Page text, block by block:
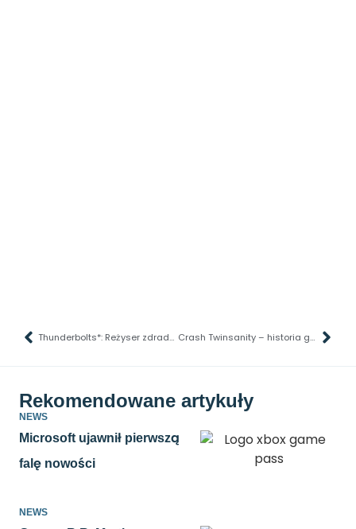
Thunderbolts*: Reżyser zdradza, którego bohatera Marvela chciał dodać do filmu Crash Twinsanity – historia gry, która została sklejona na taśmę
Rekomendowane artykuły
NEWS
Microsoft ujawnił pierwszą
falę nowości
NEWS